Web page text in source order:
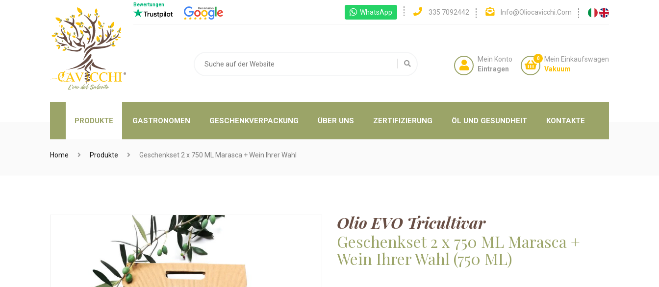
Bewertungen
WhatsApp 335 7092442 Info@oliocavicchi.com
Mein Konto
Eintragen
0
Mein Einkaufswagen
Vakuum
PRODUKTE GASTRONOMEN GESCHENKVERPACKUNG ÜBER UNS ZERTIFIZIERUNG ÖL UND GESUNDHEIT KONTAKTE
Home Produkte Geschenkset 2 x 750 ML Marasca + Wein Ihrer Wahl
Olio EVO Tricultivar
Geschenkset 2 x 750 ML Marasca +
Wein Ihrer Wahl (750 ML)